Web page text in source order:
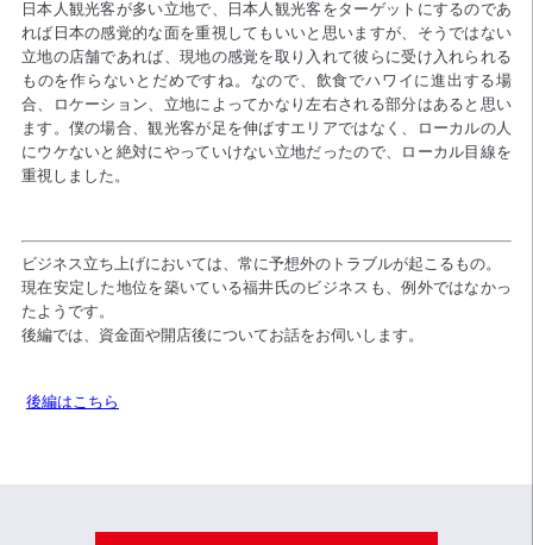
日本人観光客が多い立地で、日本人観光客をターゲットにするのであ
れば日本の感覚的な面を重視してもいいと思いますが、そうではない
立地の店舗であれば、現地の感覚を取り入れて彼らに受け入れられる
ものを作らないとだめですね。なので、飲食でハワイに進出する場
合、ロケーション、立地によってかなり左右される部分はあると思い
ます。僕の場合、観光客が足を伸ばすエリアではなく、ローカルの人
にウケないと絶対にやっていけない立地だったので、ローカル目線を
重視しました。
ビジネス立ち上げにおいては、常に予想外のトラブルが起こるもの。
現在安定した地位を築いている福井氏のビジネスも、例外ではなかっ
たようです。
後編では、資金面や開店後についてお話をお伺いします。
後編はこちら